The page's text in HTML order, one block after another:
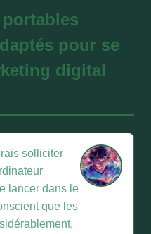
pour se
digital
solliciter
lancer dans le
que les